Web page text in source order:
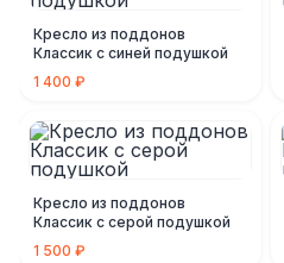
Кресло из поддонов
Классик с синей подушкой
1 400 ₽
Кресло из поддонов
Классик с серой подушкой
1 500 ₽